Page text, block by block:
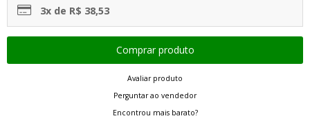
3x de R$ 38,53
Avaliar produto
Perguntar ao vendedor
Encontrou mais barato?